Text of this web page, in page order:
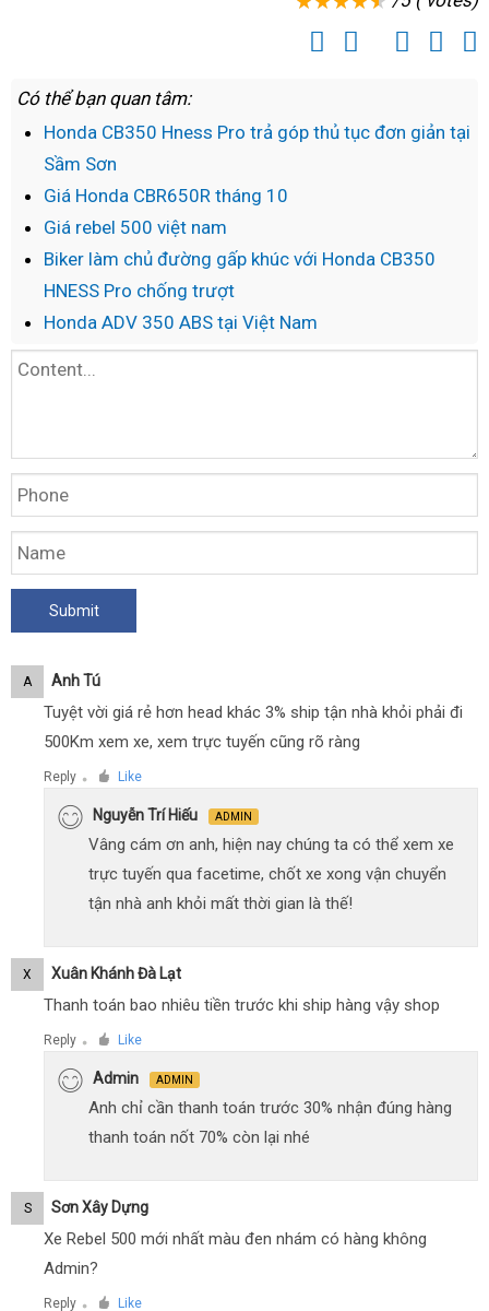
Có thể bạn quan tâm:
Honda CB350 Hness Pro trả góp thủ tục đơn giản tại
Sầm Sơn
Giá Honda CBR650R tháng 10
Giá rebel 500 việt nam
Biker làm chủ đường gấp khúc với Honda CB350
HNESS Pro chống trượt
Honda ADV 350 ABS tại Việt Nam
A Anh Tú
Tuyệt vời giá rẻ hơn head khác 3% ship tận nhà khỏi phải đi
500Km xem xe, xem trực tuyến cũng rõ ràng
Reply ● Like
Nguyễn Trí Hiếu ADMIN
Vâng cám ơn anh, hiện nay chúng ta có thể xem xe
trực tuyến qua facetime, chốt xe xong vận chuyển
tận nhà anh khỏi mất thời gian là thế!
X Xuân Khánh Đà Lạt
Thanh toán bao nhiêu tiền trước khi ship hàng vậy shop
Reply ● Like
Admin ADMIN
Anh chỉ cần thanh toán trước 30% nhận đúng hàng
thanh toán nốt 70% còn lại nhé
S Sơn Xây Dựng
Xe Rebel 500 mới nhất màu đen nhám có hàng không
Admin?
Reply ● Like